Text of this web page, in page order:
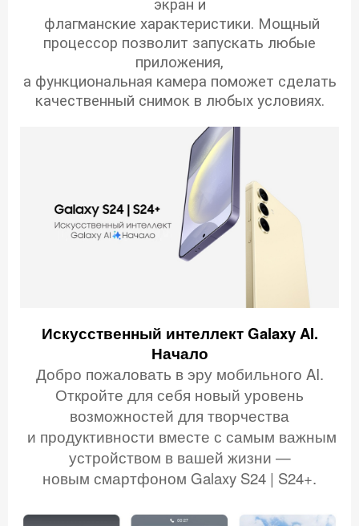
экран и
флагманские характеристики. Мощный
процессор позволит запускать любые
приложения,
а функциональная камера поможет сделать
качественный снимок в любых условиях.
Искусственный интеллект Galaxy AI.
Начало
Добро пожаловать в эру мобильного AI.
Откройте для себя новый уровень
возможностей для творчества
и продуктивности вместе с самым важным
устройством в вашей жизни —
новым смартфоном Galaxy S24 | S24+.